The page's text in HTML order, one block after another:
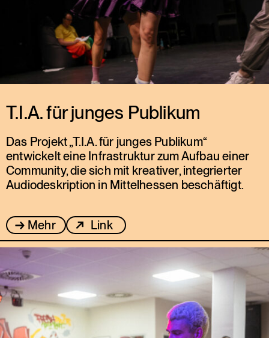
T.I.A. für junges Publikum
Das Projekt „T.I.A. für junges Publikum“
entwickelt eine Infrastruktur zum Aufbau einer
Community, die sich mit kreativer, integrierter
Audiodeskription in Mittelhessen beschäftigt.
Mehr Link